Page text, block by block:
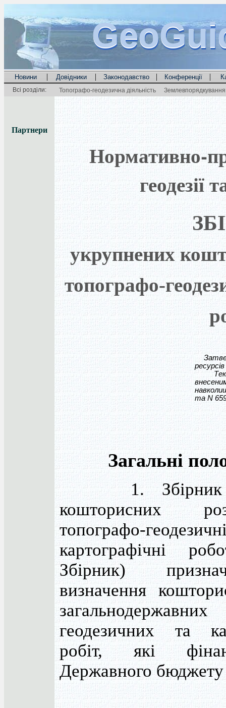
Новини | Довідники | Законодавство | Конференції |
Всі розділи: Топографо-геодезична діяльність
Партнери
Нормативно-
геодезії
укрупнених
топографо-
Текст
та N
Загальні
1. Збірник
кошторисних
топографо-
картографічні
Збірник)
визначення
геодезичних та
робіт, які
Державного бюджету